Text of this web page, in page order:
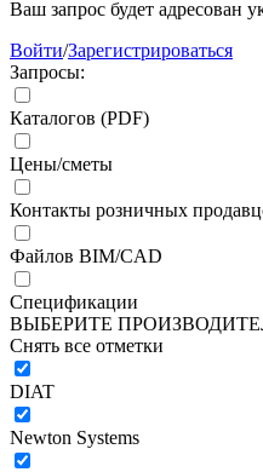
Ваш запрос будет адресован
Войти/Зарегистрироваться
Запросы:
Каталогов (PDF)
Цены/сметы
Контакты розничных
Файлов BIM/CAD
Спецификации
ВЫБЕРИТЕ
Снять все отметки
DIAT
Newton Systems